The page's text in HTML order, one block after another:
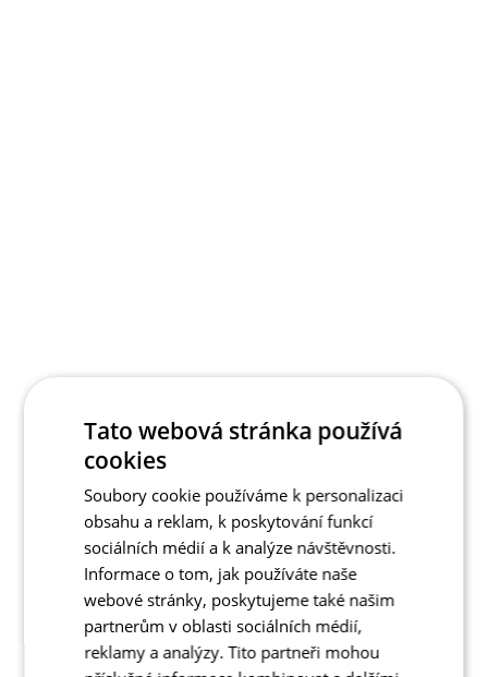
Tato webová stránka používá
cookies
Soubory cookie používáme k personalizaci
obsahu a reklam, k poskytování funkcí
sociálních médií a k analýze návštěvnosti.
Informace o tom, jak používáte naše
webové stránky, poskytujeme také našim
partnerům v oblasti sociálních médií,
reklamy a analýzy. Tito partneři mohou